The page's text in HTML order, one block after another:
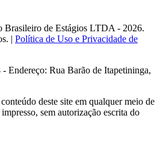
de Estágios LTDA - 2026.
| Política de Uso e Privacidade de
Endereço: Rua Barão de Itapetininga,
deste site em qualquer meio de
sem autorização escrita do